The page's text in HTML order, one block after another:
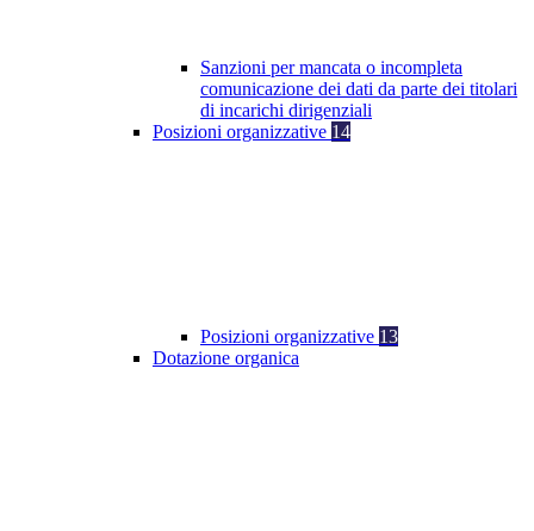
Sanzioni per mancata o incompleta
comunicazione dei dati da parte dei titolari
di incarichi dirigenziali
Posizioni organizzative 14
Posizioni organizzative 13
Dotazione organica